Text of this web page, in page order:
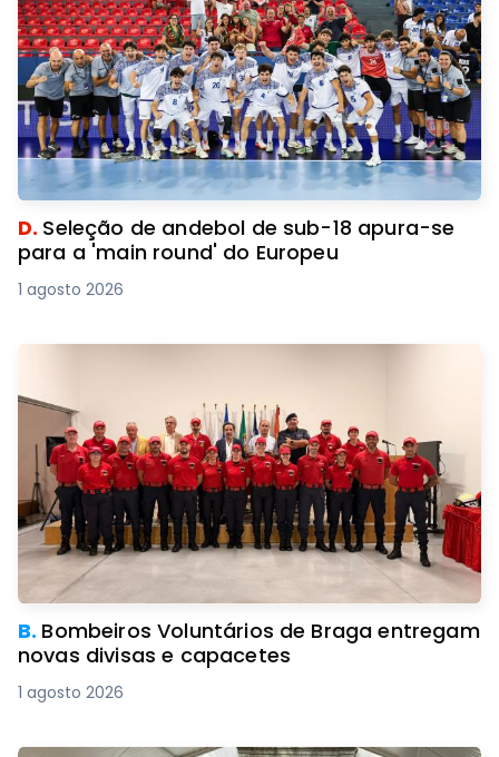
D. Seleção de andebol de sub-18 apura-se
para a 'main round' do Europeu
1 agosto 2026
B. Bombeiros Voluntários de Braga entregam
novas divisas e capacetes
1 agosto 2026